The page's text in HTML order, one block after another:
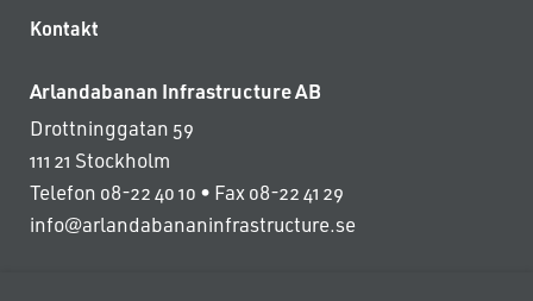
Kontakt
Arlandabanan Infrastructure AB
Drottninggatan 59
111 21 Stockholm
Telefon 08-22 40 10 • Fax 08-22 41 29
info@arlandabananinfrastructure.se